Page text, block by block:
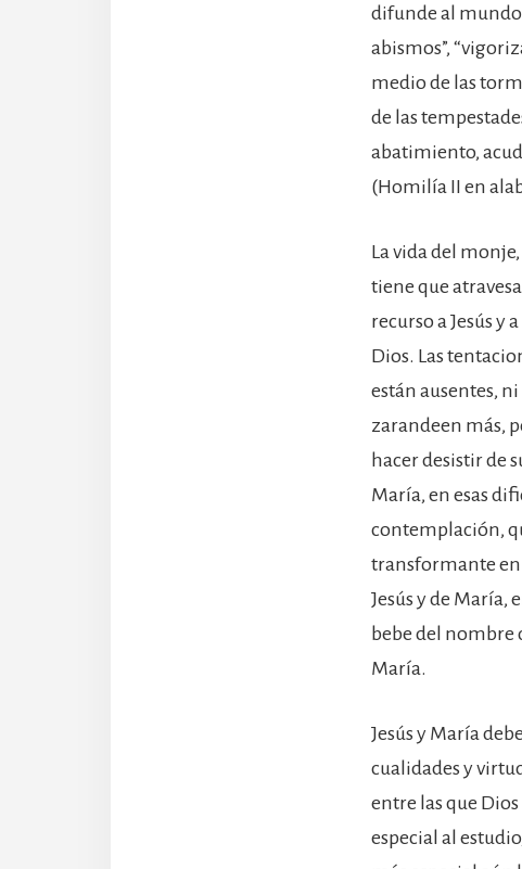
difunde al mundo
abismos”,
medio de las
de las
abatimiento,
(Homilía II en
La vida del
tiene que
recurso a Jesús y
Dios. Las
están ausentes,
zarandeen más,
hacer desistir de
María, en esas
contemplación,
transformante en
Jesús y de
bebe del nombre
María.
Jesús y María
cualidades y
entre las que
especial al